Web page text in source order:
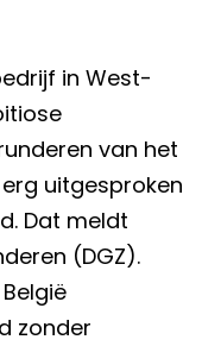
in West-
van het
uitgesproken
Dat meldt
(DGZ).
zonder